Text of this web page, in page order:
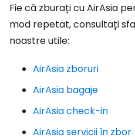
Fie că zburați cu AirAsia
mod repetat, consultați
noastre utile:
AirAsia zboruri
AirAsia bagaje
AirAsia check-in
AirAsia servicii în zbor